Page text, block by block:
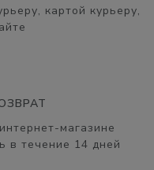
картой курьеру,
магазине
в течение 14 дней